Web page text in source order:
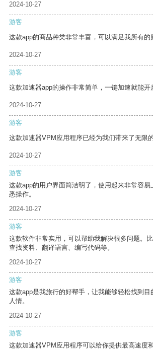
2024-10-27
游客
这款app的商品种类非常丰富，可以满足我所有的
2024-10-27
游客
这款加速器app的操作非常简单，一键加速就能开
2024-10-27
游客
这款加速器VPM应用程序已经为我们带来了无限
2024-10-27
游客
这款app的用户界面简洁明了，使用起来非常容
悉操作。
2024-10-27
游客
这款软件非常实用，可以帮助我解决很多问题。
查找资料、翻译语言、编写代码等。
2024-10-27
游客
这款app是我旅行的好帮手，让我能够轻松找到
人情。
2024-10-27
游客
这款加速器VPM应用程序可以给你提供最高速度